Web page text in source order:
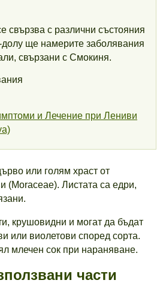
свързва с различни състояния
ще намерите заболявания
свързани с Смокиня.
и Лечение при Лениви
или голям храст от
(Moraceae). Листата са едри,
крушовидни и могат да бъдат
или виолетови според сорта.
млечен сок при нараняване.
части